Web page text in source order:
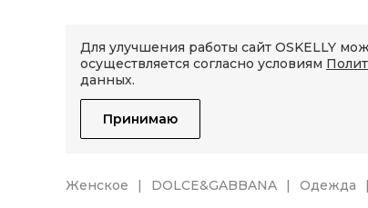
Для улучшения работы сайт OSKELLY
осуществляется согласно условиям
данных.
Принимаю
Женское DOLCE&GABBANA Одежда